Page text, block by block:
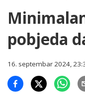
pobjeda
16. septembar 2024,